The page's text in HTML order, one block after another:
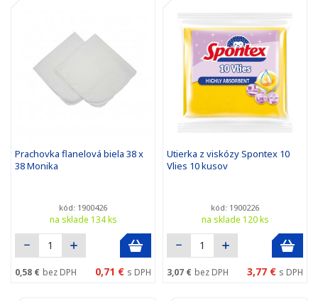
Prachovka flanelová biela 38 x
38 Monika
kód: 1900426
na sklade 134 ks
0,58 € bez DPH 0,71 € s DPH
Utierka z viskózy Spontex 10
Vlies 10 kusov
kód: 1900226
na sklade 120 ks
3,07 € bez DPH 3,77 € s DPH